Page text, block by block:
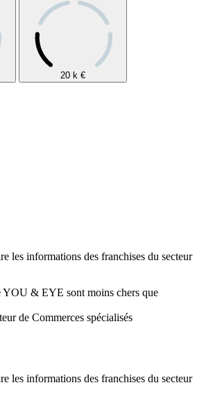
20 k €
les informations des franchises du secteur
YOU & EYE sont moins chers que
de Commerces spécialisés
les informations des franchises du secteur